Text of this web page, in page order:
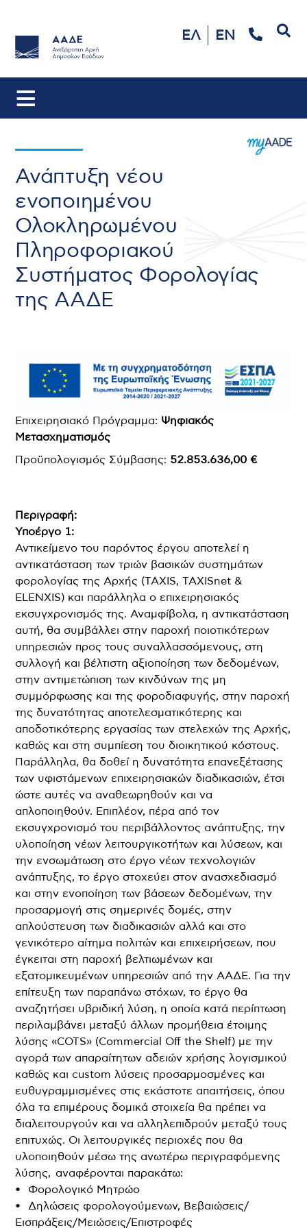
ΕΛ EN
Ανάπτυξη νέου
ενοποιημένου
Ολοκληρωμένου
Πληροφοριακού
Συστήματος Φορολογίας
της ΑΑΔΕ
Επιχειρησιακό Πρόγραμμα: Ψηφιακός
Μετασχηματισμός
Προϋπολογισμός Σύμβασης: 52.853.636,00 €
Περιγραφή:
Υποέργο 1:
Αντικείμενο του παρόντος έργου αποτελεί η
αντικατάσταση των τριών βασικών συστημάτων
φορολογίας της Αρχής (TAXIS, TAXISnet &
ELENXIS) και παράλληλα ο επιχειρησιακός
εκσυγχρονισμός της. Αναμφίβολα, η αντικατάσταση
αυτή, θα συμβάλλει στην παροχή ποιοτικότερων
υπηρεσιών προς τους συναλλασσόμενους, στη
συλλογή και βέλτιστη αξιοποίηση των δεδομένων,
στην αντιμετώπιση των κινδύνων της μη
συμμόρφωσης και της φοροδιαφυγής, στην παροχή
της δυνατότητας αποτελεσματικότερης και
αποδοτικότερης εργασίας των στελεχών της Αρχής,
καθώς και στη συμπίεση του διοικητικού κόστους.
Παράλληλα, θα δοθεί η δυνατότητα επανεξέτασης
των υφιστάμενων επιχειρησιακών διαδικασιών, έτσι
ώστε αυτές να αναθεωρηθούν και να
απλοποιηθούν. Επιπλέον, πέρα από τον
εκσυγχρονισμό του περιβάλλοντος ανάπτυξης, την
υλοποίηση νέων λειτουργικοτήτων και λύσεων, και
την ενσωμάτωση στο έργο νέων τεχνολογιών
ανάπτυξης, το έργο στοχεύει στον ανασχεδιασμό
και στην ενοποίηση των βάσεων δεδομένων, την
προσαρμογή στις σημερινές δομές, στην
απλούστευση των διαδικασιών αλλά και στο
γενικότερο αίτημα πολιτών και επιχειρήσεων, που
έγκειται στη παροχή βελτιωμένων και
εξατομικευμένων υπηρεσιών από την ΑΑΔΕ. Για την
επίτευξη των παραπάνω στόχων, το έργο θα
αναζητήσει υβριδική λύση, η οποία κατά περίπτωση
περιλαμβάνει μεταξύ άλλων προμήθεια έτοιμης
λύσης «COTS» (Commercial Off the Shelf) με την
αγορά των απαραίτητων αδειών χρήσης λογισμικού
καθώς και custom λύσεις προσαρμοσμένες και
ευθυγραμμισμένες στις εκάστοτε απαιτήσεις, όπου
όλα τα επιμέρους δομικά στοιχεία θα πρέπει να
διαλειτουργούν και να αλληλεπιδρούν μεταξύ τους
επιτυχώς. Οι λειτουργικές περιοχές που θα
υλοποιηθούν μέσω της ανωτέρω περιγραφόμενης
λύσης, αναφέρονται παρακάτω:
• Φορολογικό Μητρώο
• Δηλώσεις φορολογούμενων, Βεβαιώσεις/
Εισπράξεις/Μειώσεις/Επιστροφές